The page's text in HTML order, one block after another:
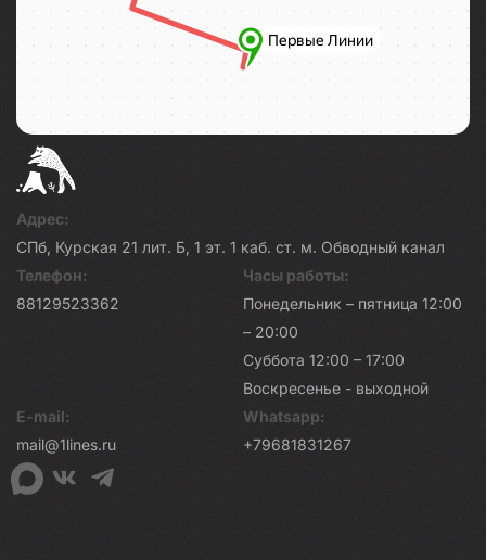
Адрес:
СПб, Курская 21 лит. Б, 1 эт. 1 каб. ст. м. Обводный канал
Телефон:
88129523362
Часы работы:
Понедельник – пятница 12:00
– 20:00
Суббота 12:00 – 17:00
Воскресенье - выходной
E-mail:
mail@1lines.ru
Whatsapp:
+79681831267